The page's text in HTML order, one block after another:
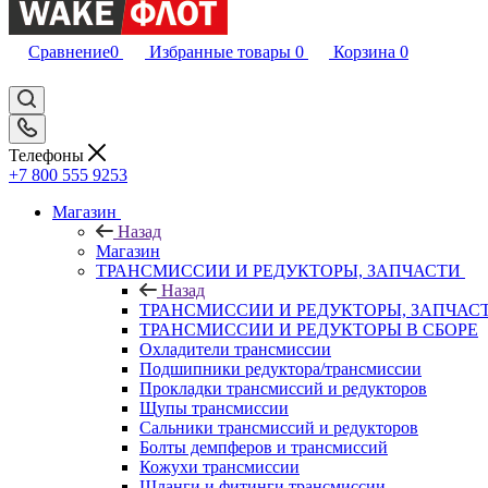
Сравнение0 Избранные товары 0 Корзина 0
Телефоны
+7 800 555 9253
Магазин
Назад
Магазин
ТРАНСМИССИИ И РЕДУКТОРЫ, ЗАПЧАСТИ
Назад
ТРАНСМИССИИ И РЕДУКТОРЫ,
ТРАНСМИССИИ И РЕДУКТОРЫ В СБОРЕ
Охладители трансмиссии
Подшипники редуктора/трансмиссии
Прокладки трансмиссий и редукторов
Щупы трансмиссии
Сальники трансмиссий и редукторов
Болты демпферов и трансмиссий
Кожухи трансмиссии